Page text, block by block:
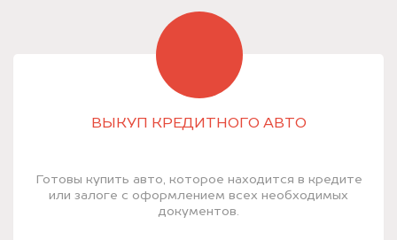
ВЫКУП КРЕДИТНОГО АВТО
Готовы купить авто, которое находится в кредите
или залоге с оформлением всех необходимых
документов.